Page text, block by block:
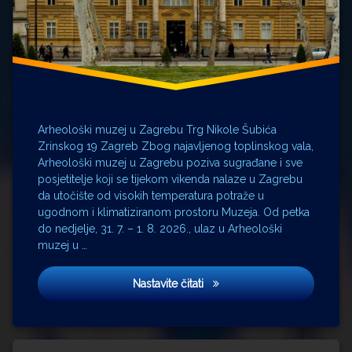
Arheološki muzej u Zagrebu Trg Nikole Šubića
Zrinskog 19 Zagreb Zbog najavljenog toplinskog vala,
Arheološki muzej u Zagrebu poziva sugrađane i sve
posjetitelje koji se tijekom vikenda nalaze u Zagrebu
da utočište od visokih temperatura potraže u
ugodnom i klimatiziranom prostoru Muzeja. Od petka
do nedjelje, 31. 7. – 1. 8. 2026., ulaz u Arheološki
muzej u …
Nastavite čitatiOd petka do nedjelje (31.7.